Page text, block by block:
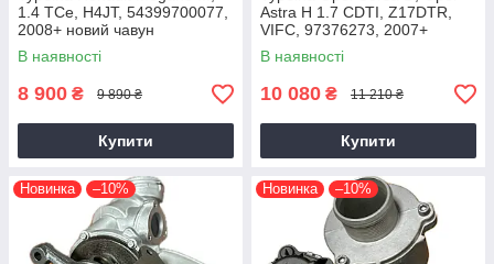
1.4 TCe, H4JT, 54399700077,
2008+ новий чавун
В наявності
8 900 ₴ 9 890 ₴
Купити
Astra H 1.7 CDTI, Z17DTR,
VIFC, 97376273, 2007+
В наявності
10 080 ₴ 11 210 ₴
Купити
Новинка –10% Новинка –10%